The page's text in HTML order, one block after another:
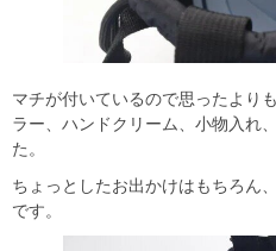
マチが付いているので思ったより
ラー、ハンドクリーム、小物入れ
た。
ちょっとしたお出かけはもちろん
です。